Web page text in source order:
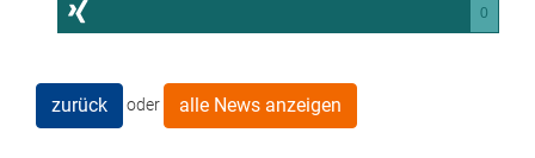
0
zurück oder alle News anzeigen